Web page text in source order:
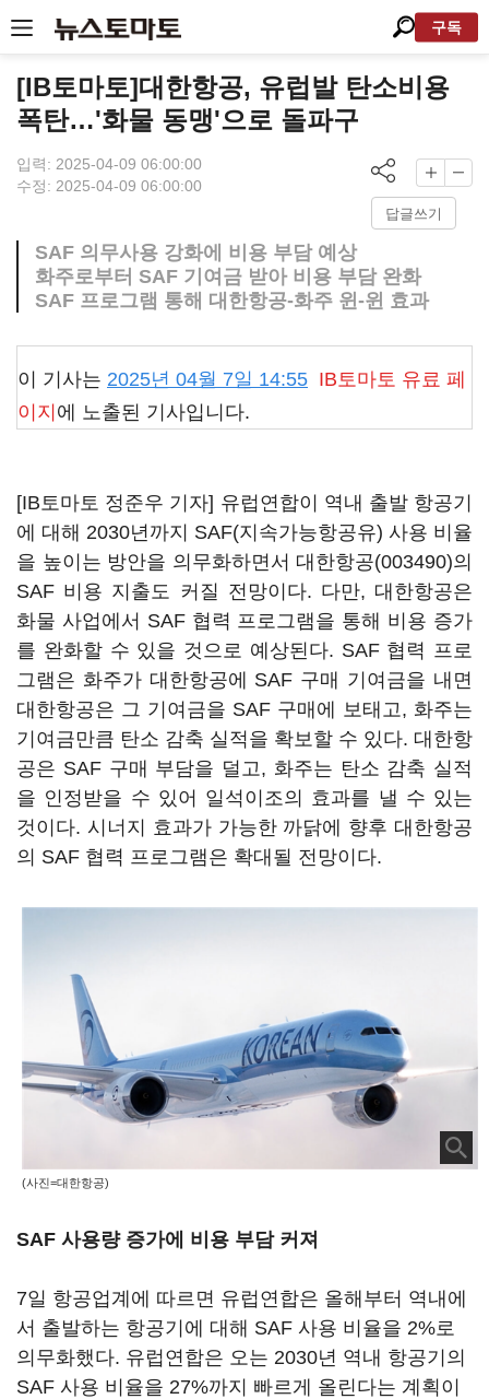
구독
[IB토마토]대한항공, 유럽발 탄소비용
폭탄…'화물 동맹'으로 돌파구
입력: 2025-04-09 06:00:00
수정: 2025-04-09 06:00:00
답글쓰기
SAF 의무사용 강화에 비용 부담 예상
화주로부터 SAF 기여금 받아 비용 부담 완화
SAF 프로그램 통해 대한항공-화주 윈-윈 효과
이 기사는 2025년 04월 7일 14:55 IB토마토 유료 페
이지 에 노출된 기사입니다.
[IB토마토 정준우 기자] 유럽연합이 역내 출발 항공기
에 대해 2030년까지 SAF(지속가능항공유) 사용 비율
을 높이는 방안을 의무화하면서 대한항공(003490)의
SAF 비용 지출도 커질 전망이다. 다만, 대한항공은
화물 사업에서 SAF 협력 프로그램을 통해 비용 증가
를 완화할 수 있을 것으로 예상된다. SAF 협력 프로
그램은 화주가 대한항공에 SAF 구매 기여금을 내면
대한항공은 그 기여금을 SAF 구매에 보태고, 화주는
기여금만큼 탄소 감축 실적을 확보할 수 있다. 대한항
공은 SAF 구매 부담을 덜고, 화주는 탄소 감축 실적
을 인정받을 수 있어 일석이조의 효과를 낼 수 있는
것이다. 시너지 효과가 가능한 까닭에 향후 대한항공
의 SAF 협력 프로그램은 확대될 전망이다.
(사진=대한항공)
SAF 사용량 증가에 비용 부담 커져
7일 항공업계에 따르면 유럽연합은 올해부터 역내에
서 출발하는 항공기에 대해 SAF 사용 비율을 2%로
의무화했다. 유럽연합은 오는 2030년 역내 항공기의
SAF 사용 비율을 27%까지 빠르게 올린다는 계획이